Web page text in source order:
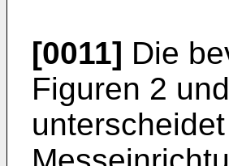
[0011] Die
Figuren 2